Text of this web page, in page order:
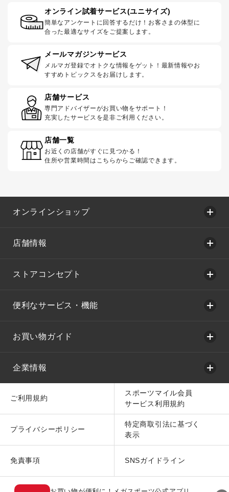
オンライン試着サービス(ユニサイズ)
簡単なアンケートに回答するだけ！お客さまの体型に
合った最適なサイズをご提案します。
メールマガジンサービス
メルマガ登録でオトクな情報をゲット！最新情報やお
すすめトピックスをお届けします。
店舗サービス
専門アドバイザーがお買い物をサポート！
充実したサービスを是非ご利用ください。
店舗一覧
お近くの店舗がすぐに見つかる！
住所や営業時間はこちらからご確認できます。
オンラインショップ
店舗情報
ストアコンセプト
便利なサービス・機能
お買い物ガイド
企業情報
ご利用規約
スポーツマイル会員
サービス利用規約
プライバシーポリシー
特定商取引法に基づく
表示
免責事項 SNSガイドライン